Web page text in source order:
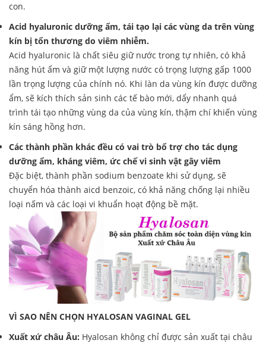
con.
Acid hyaluronic dưỡng ẩm, tái tạo lại các vùng da trên vùng
kín bị tổn thương do viêm nhiễm.
Acid hyaluronic là chất siêu giữ nước trong tự nhiên, có khả
năng hút ẩm và giữ một lượng nước có trọng lượng gấp 1000
lần trọng lượng của chính nó. Khi làn da vùng kín được dưỡng
ẩm, sẽ kích thích sản sinh các tế bào mới, dẩy nhanh quá
trình tái tạo những vùng da của vùng kín, thậm chí khiến vùng
kín sáng hồng hơn.
Các thành phần khác đều có vai trò bổ trợ cho tác dụng
dưỡng ẩm, kháng viêm, ức chế vi sinh vật gây viêm
Đặc biệt, thành phần sodium benzoate khi sử dụng, sẽ
chuyển hóa thành aicd benzoic, có khả năng chống lại nhiều
loại nấm và các loại vi khuẩn hoạt động bề mặt.
VÌ SAO NÊN CHỌN HYALOSAN VAGINAL GEL
Xuất xứ châu Âu: Hyalosan không chỉ được sản xuất tại châu